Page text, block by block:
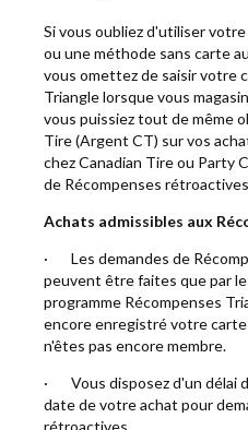
Si vous oubliez d'utiliser
ou une méthode sans carte
vous omettez de saisir votre
Triangle lorsque vous
vous puissiez tout de même
Tire (Argent CT) sur vos
chez Canadian Tire ou Party
de Récompenses
Achats admissibles aux
· Les demandes de
peuvent être faites que par
programme Récompenses
encore enregistré votre
n'êtes pas encore membre.
· Vous disposez d'un délai
date de votre achat pour
rétroactives.